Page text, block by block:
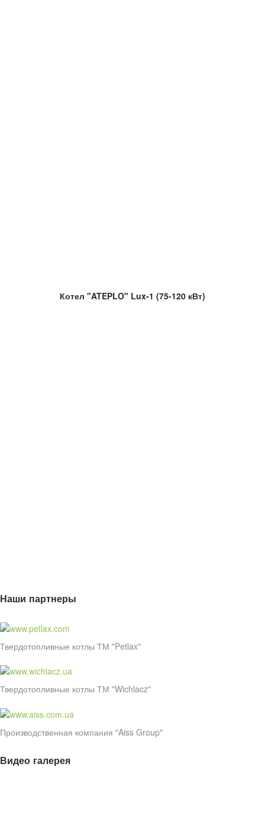
Котел "ATEPLO" Lux-1 (75-120 кВт)
Наши партнеры
Твердотопливные котлы ТМ "Petlax"
Твердотопливные котлы ТМ "Wichlacz"
Производственная компания "Aiss Group"
Видео галерея